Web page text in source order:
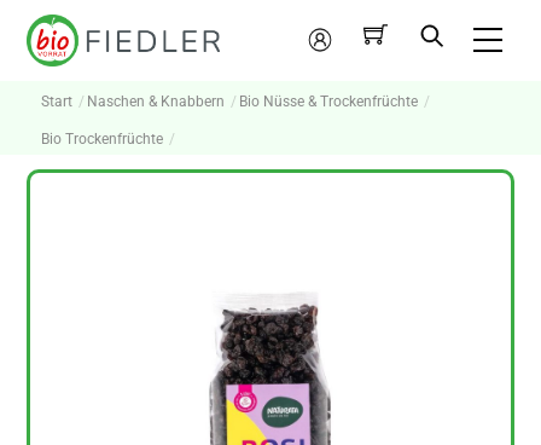
Skip
Mein
Konto
Start Naschen & Knabbern Bio Nüsse & Trockenfrüchte
Bio Trockenfrüchte